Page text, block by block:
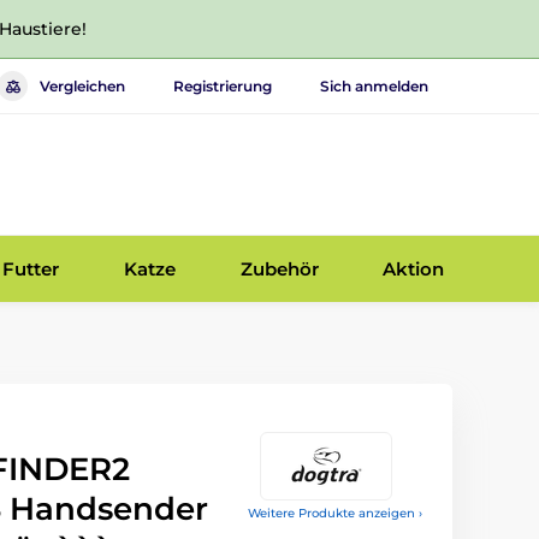
Vergleichen Registrierung Sich anmelden
Futter Katze Zubehör Aktion
Weitere Produkte anzeigen ›
Handsender